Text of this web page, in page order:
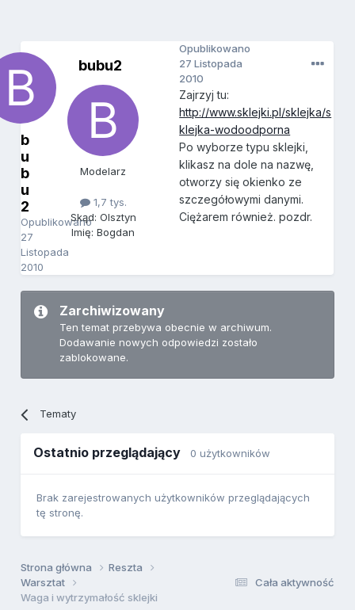
b
u
b
u
2
Opublikowano
27
Listopada
2010
bubu2
Modelarz
1,7 tys.
Skąd: Olsztyn
Imię: Bogdan
Opublikowano
27 Listopada
2010
Zajrzyj tu:
http://www.sklejki.pl/sklejka/s
klejka-wodoodporna
Po wyborze typu sklejki,
klikasz na dole na nazwę,
otworzy się okienko ze
szczegółowymi danymi.
Ciężarem również. pozdr.
Zarchiwizowany
Ten temat przebywa obecnie w archiwum.
Dodawanie nowych odpowiedzi zostało
zablokowane.
Tematy
Ostatnio przeglądający 0 użytkowników
Brak zarejestrowanych użytkowników przeglądających
tę stronę.
Cała aktywność
Strona główna
Reszta
Warsztat
Waga i wytrzymałość sklejki